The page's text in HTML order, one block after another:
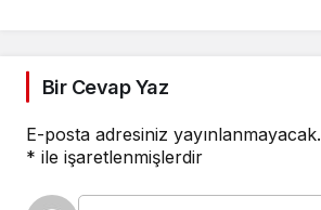
Bir Cevap Yaz
E-posta adresiniz yayınlanmayacak.
* ile işaretlenmişlerdir